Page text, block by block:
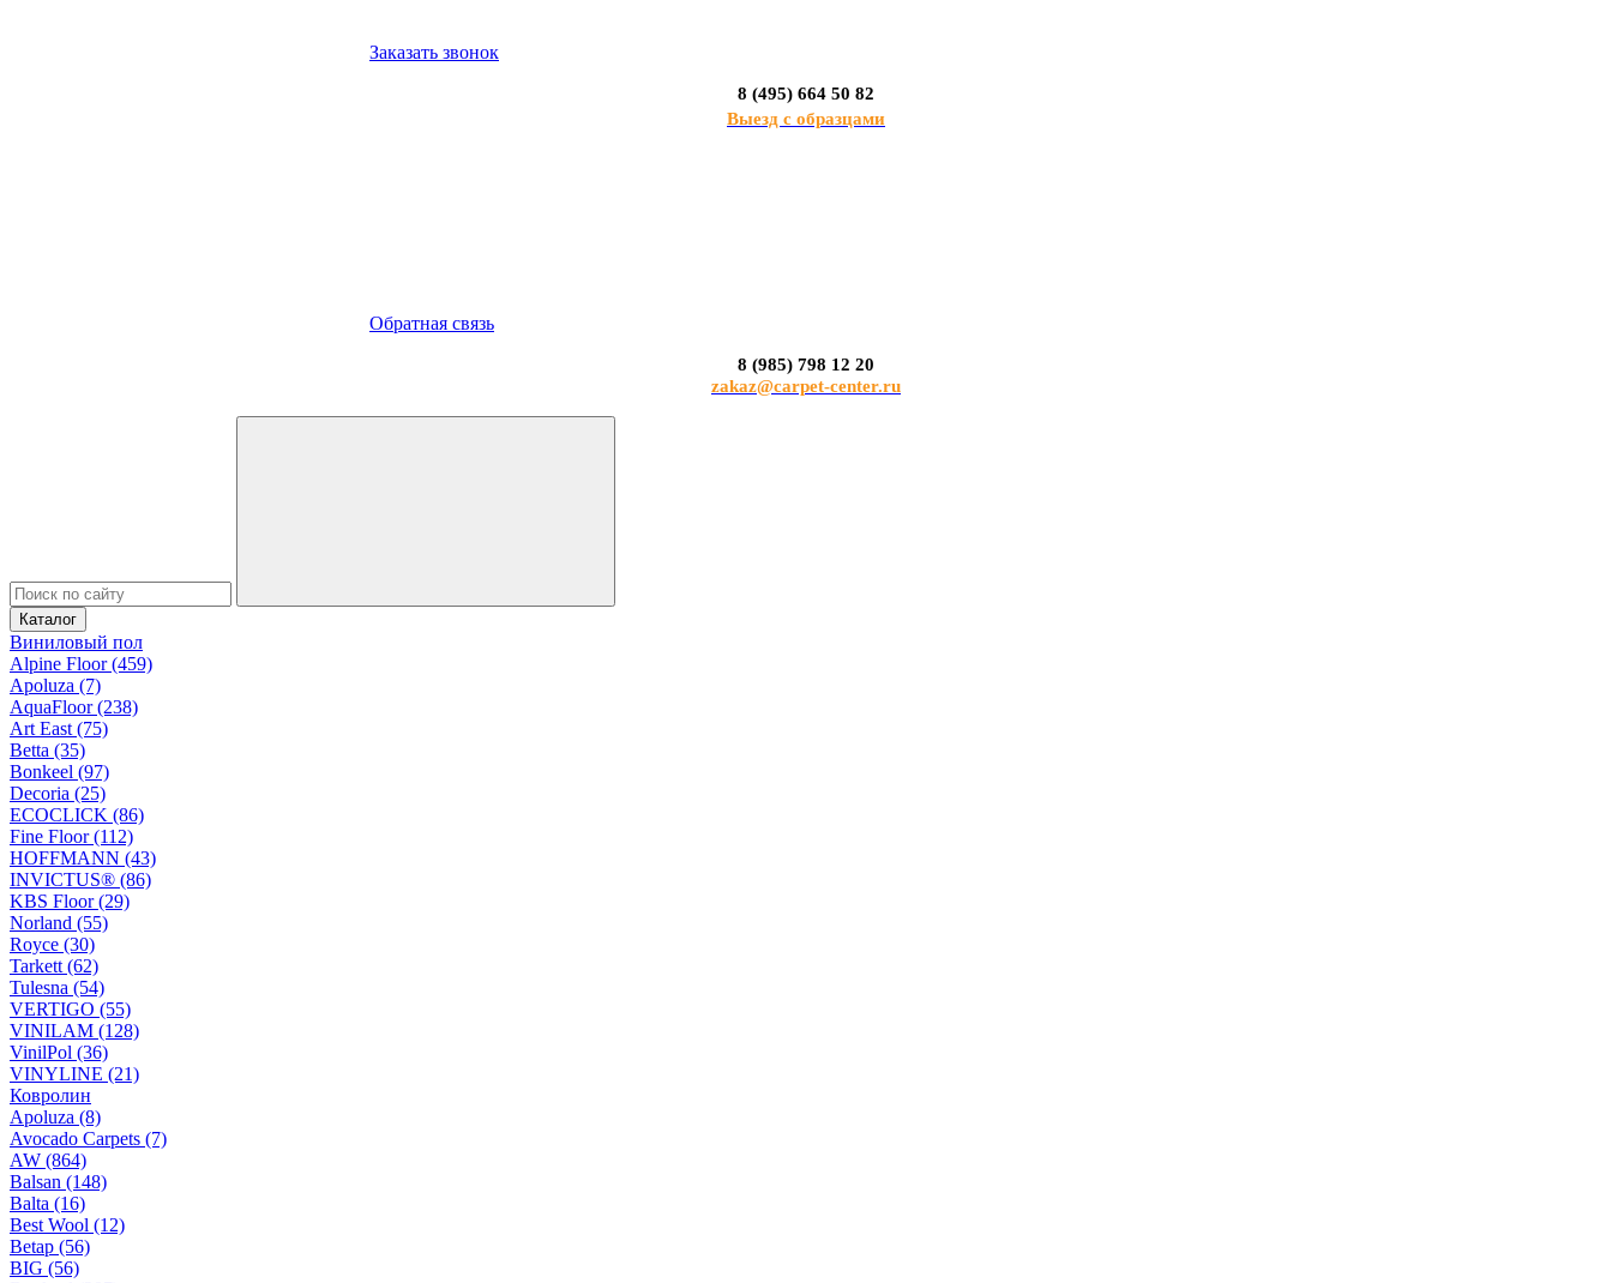
Заказать звонок
8 (495) 664 50 82
Выезд с образцами
Обратная связь
8 (985) 798 12 20
zakaz@carpet-center.ru
Каталог
Виниловый пол
Alpine Floor (459)
Apoluza (7)
AquaFloor (238)
Art East (75)
Betta (35)
Bonkeel (97)
Decoria (25)
ECOCLICK (86)
Fine Floor (112)
HOFFMANN (43)
INVICTUS® (86)
KBS Floor (29)
Norland (55)
Royce (30)
Tarkett (62)
Tulesna (54)
VERTIGO (55)
VINILAM (128)
VinilPol (36)
VINYLINE (21)
Ковролин
Apoluza (8)
Avocado Carpets (7)
AW (864)
Balsan (148)
Balta (16)
Best Wool (12)
Betap (56)
BIG (56)